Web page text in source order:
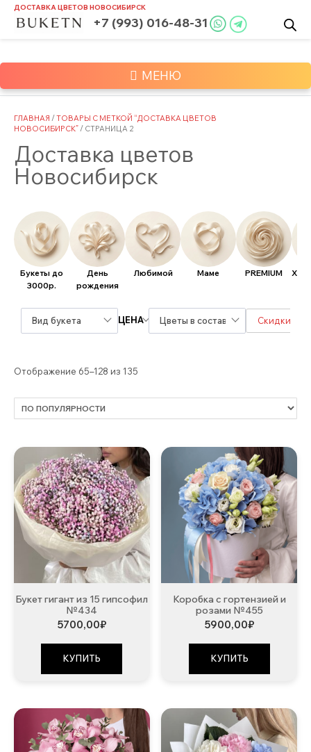
SkipДОСТАВКА ЦВЕТОВ НОВОСИБИРСК
+7 (993) 016-48-31
МЕНЮ
ГЛАВНАЯ /ТОВАРЫ С МЕТКОЙ “ДОСТАВКА ЦВЕТОВ
НОВОСИБИРСК” / СТРАНИЦА 2
Доставка цветов
Новосибирск
Букеты до
3000р.
День
рождения
Любимой Маме PREMIUM
Вид букета ЦЕНА Цветы в составе Скидки /
Отображение 65–128 из 135
Букет гигант из 15 гипсофил
№434
5700,00₽
КУПИТЬ
Коробка с гортензией и
розами №455
5900,00₽
КУПИТЬ